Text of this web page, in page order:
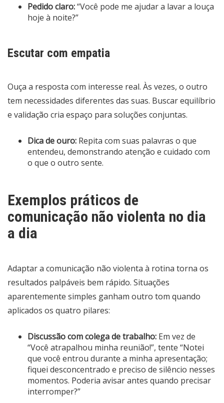
Pedido claro:“Você pode me ajudar a lavar a louça
hoje à noite?”
Escutar com empatia
Ouça a resposta com interesse real. Às vezes, o outro
tem necessidades diferentes das suas. Buscar equilíbrio
e validação cria espaço para soluções conjuntas.
Dica de ouro: Repita com suas palavras o que
entendeu, demonstrando atenção e cuidado com
o que o outro sente.
Exemplos práticos de
comunicação não violenta no dia
a dia
Adaptar a comunicação não violenta à rotina torna os
resultados palpáveis bem rápido. Situações
aparentemente simples ganham outro tom quando
aplicados os quatro pilares:
Discussão com colega de trabalho: Em vez de
“Você atrapalhou minha reunião!”, tente “Notei
que você entrou durante a minha apresentação;
fiquei desconcentrado e preciso de silêncio nesses
momentos. Poderia avisar antes quando precisar
interromper?”